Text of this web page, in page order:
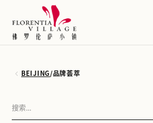
BEIJING/品牌荟萃